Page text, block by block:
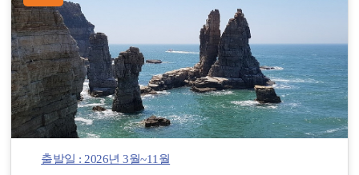
출발일 : 2026년 3월~11월